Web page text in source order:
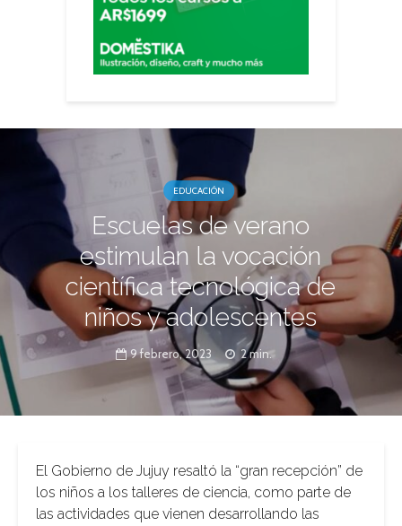
EDUCACIÓN
Escuelas de verano
estimulan la vocación
científica tecnológica de
niños y adolescentes
9 febrero, 2023 2 min.
El Gobierno de Jujuy resaltó la “gran recepción” de
los niños a los talleres de ciencia, como parte de
las actividades que vienen desarrollando las